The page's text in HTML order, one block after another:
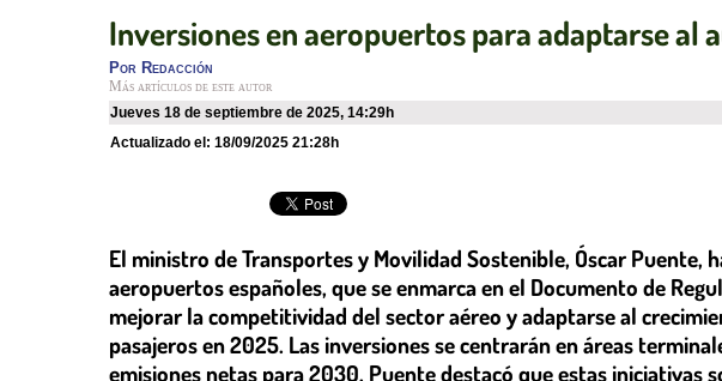
Inversiones en aeropuertos para adaptarse al
Por Redacción
Más artículos de este autor
jueves 18 de septiembre de 2025, 14:29h
Actualizado el: 18/09/2025 21:28h
El ministro de Transportes y Movilidad Sostenible, Óscar
aeropuertos españoles, que se enmarca en el Documento de
mejorar la competitividad del sector aéreo y adaptarse al
pasajeros en 2025. Las inversiones se centrarán en áreas
emisiones netas para 2030. Puente destacó que estas